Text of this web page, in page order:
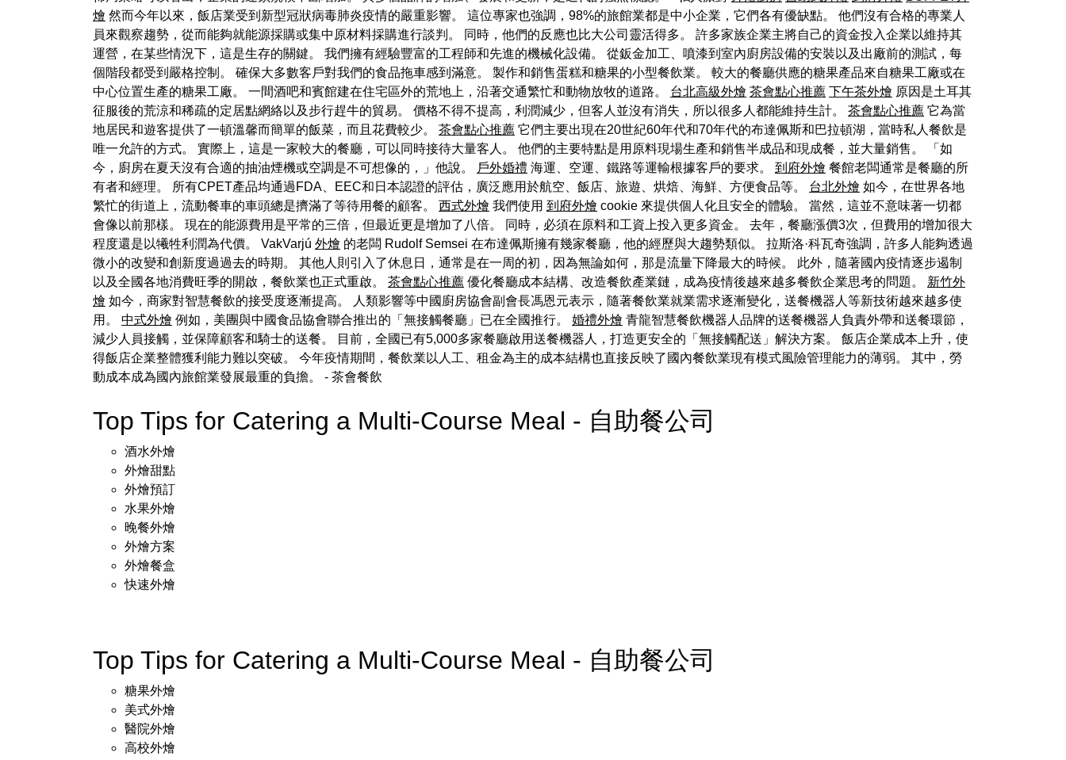
燴 然而今年以來，飯店業受到新型冠狀病毒肺炎疫情的嚴重影響。 這位專家也強調，98%的旅館業都是中小企業，它們各有優缺點。 他們沒有合格的專業人
員來觀察趨勢，從而能夠就能源採購或集中原材料採購進行談判。 同時，他們的反應也比大公司靈活得多。 許多家族企業主將自己的資金投入企業以維持其
運營，在某些情況下，這是生存的關鍵。 我們擁有經驗豐富的工程師和先進的機械化設備。 從鈑金加工、噴漆到室內廚房設備的安裝以及出廠前的測試，每
個階段都受到嚴格控制。 確保大多數客戶對我們的食品拖車感到滿意。 製作和銷售蛋糕和糖果的小型餐飲業。 較大的餐廳供應的糖果產品來自糖果工廠或在
中心位置生產的糖果工廠。 一間酒吧和賓館建在住宅區外的荒地上，沿著交通繁忙和動物放牧的道路。 台北高級外燴 茶會點心推薦 下午茶外燴 原因是土耳其
征服後的荒涼和稀疏的定居點網絡以及步行趕牛的貿易。 價格不得不提高，利潤減少，但客人並沒有消失，所以很多人都能維持生計。 茶會點心推薦 它為當
地居民和遊客提供了一頓溫馨而簡單的飯菜，而且花費較少。 茶會點心推薦 它們主要出現在20世紀60年代和70年代的布達佩斯和巴拉頓湖，當時私人餐飲是
唯一允許的方式。 實際上，這是一家較大的餐廳，可以同時接待大量客人。 他們的主要特點是用原料現場生產和銷售半成品和現成餐，並大量銷售。 「如
今，廚房在夏天沒有合適的抽油煙機或空調是不可想像的，」他說。
戶外婚禮 海運、空運、鐵路等運輸根據客戶的要求。 到府外燴 餐館老闆通常是餐廳的所
有者和經理。 所有CPET產品均通過FDA、EEC和日本認證的評估，廣泛應用於航空、飯店、旅遊、烘焙、海鮮、方便食品等。 台北外燴 如今，在世界各地
繁忙的街道上，流動餐車的車頭總是擠滿了等待用餐的顧客。 西式外燴 我們使用 到府外燴 cookie 來提供個人化且安全的體驗。 當然，這並不意味著一切都
會像以前那樣。 現在的能源費用是平常的三倍，但最近更是增加了八倍。 同時，必須在原料和工資上投入更多資金。 去年，餐廳漲價3次，但費用的增加很大
程度還是以犧牲利潤為代價。 VakVarjú 外燴 的老闆 Rudolf Semsei 在布達佩斯擁有幾家餐廳，他的經歷與大趨勢類似。 拉斯洛·科瓦奇強調，許多人能夠透過
微小的改變和創新度過過去的時期。 其他人則引入了休息日，通常是在一周的初，因為無論如何，那是流量下降最大的時候。 此外，隨著國內疫情逐步遏制
以及全國各地消費旺季的開啟，餐飲業也正式重啟。 茶會點心推薦 優化餐廳成本結構、改造餐飲產業鏈，成為疫情後越來越多餐飲企業思考的問題。 新竹外
燴 如今，商家對智慧餐飲的接受度逐漸提高。 人類影響等中國廚房協會副會長馮恩元表示，隨著餐飲業就業需求逐漸變化，送餐機器人等新技術越來越多使
用。 中式外燴 例如，美團與中國食品協會聯合推出的「無接觸餐廳」已在全國推行。 婚禮外燴 青龍智慧餐飲機器人品牌的送餐機器人負責外帶和送餐環節，
減少人員接觸，並保障顧客和騎士的送餐。 目前，全國已有5,000多家餐廳啟用送餐機器人，打造更安全的「無接觸配送」解決方案。 飯店企業成本上升，使
得飯店企業整體獲利能力難以突破。 今年疫情期間，餐飲業以人工、租金為主的成本結構也直接反映了國內餐飲業現有模式風險管理能力的薄弱。 其中，勞
動成本成為國內旅館業發展最重的負擔。 - 茶會餐飲
Top Tips for Catering a Multi-Course Meal - 自助餐公司
酒水外燴
外燴甜點
外燴預訂
水果外燴
晚餐外燴
外燴方案
外燴餐盒
快速外燴
Top Tips for Catering a Multi-Course Meal - 自助餐公司
糖果外燴
美式外燴
醫院外燴
高校外燴